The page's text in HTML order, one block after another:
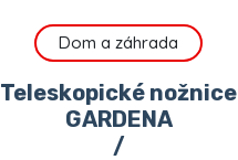
Dom a záhrada
Teleskopické nožnice
GARDENA
/